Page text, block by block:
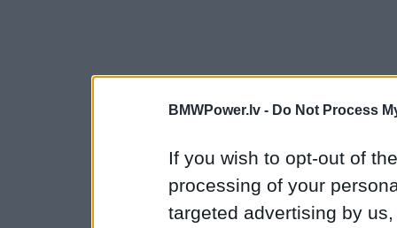
BMWPower.lv - Do Not Process
If you wish to opt-out of
processing of your
targeted advertising by